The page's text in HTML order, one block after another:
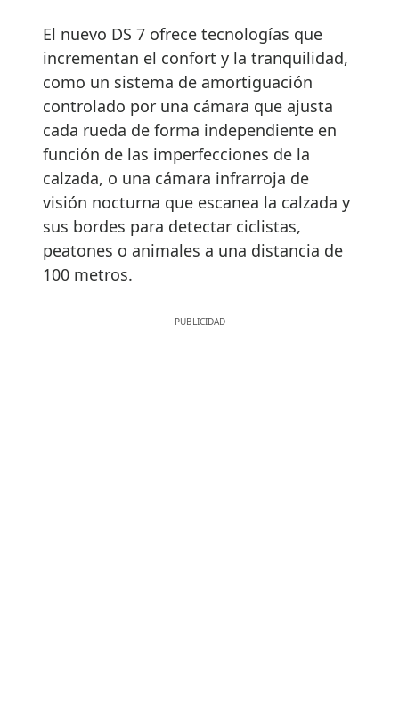
El nuevo DS 7 ofrece tecnologías que
incrementan el confort y la tranquilidad,
como un sistema de amortiguación
controlado por una cámara que ajusta
cada rueda de forma independiente en
función de las imperfecciones de la
calzada, o una cámara infrarroja de
visión nocturna que escanea la calzada y
sus bordes para detectar ciclistas,
peatones o animales a una distancia de
100 metros.